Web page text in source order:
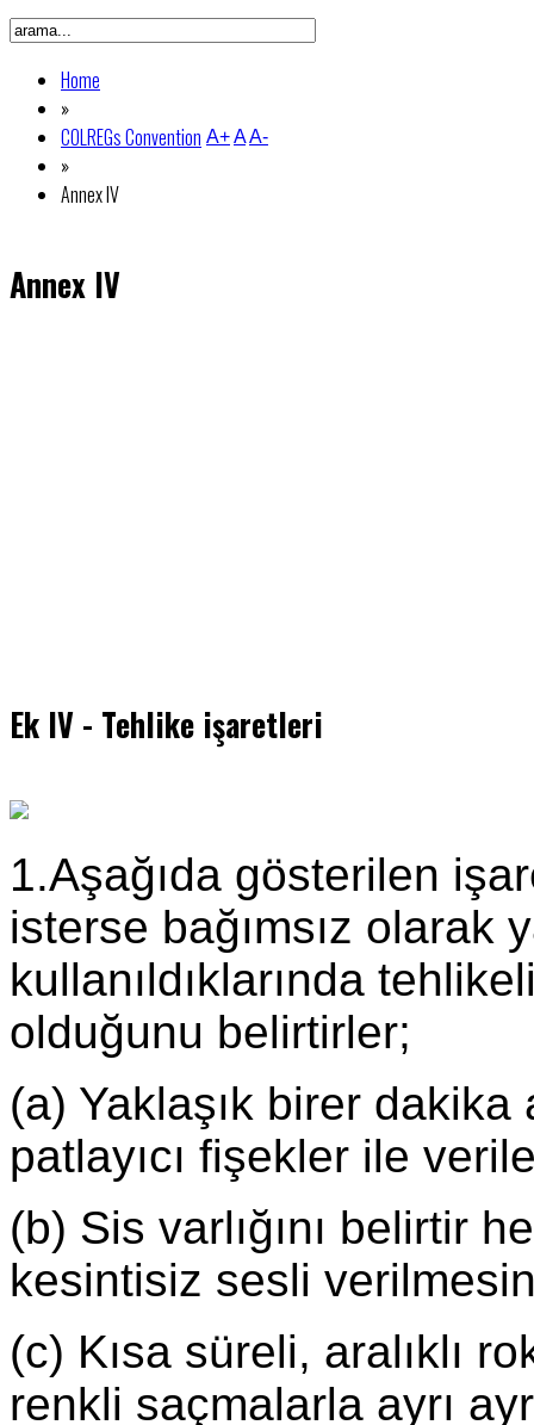
Home
»
COLREGs Convention
»
Annex IV
A+AA-
Annex IV
Ek IV - Tehlike işaretleri
1.Aşağıda gösterilen
isterse bağımsız olarak
kullanıldıklarında
olduğunu belirtirler;
(a) Yaklaşık birer dakika
patlayıcı fişekler ile
(b) Sis varlığını belirtir
kesintisiz sesli
(c) Kısa süreli, aralıklı
renkli saçmalarla ayrı